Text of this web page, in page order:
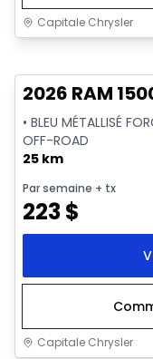
Capitale Chrysler
2026 RAM
• BLEU MÉTALLISÉ
OFF-ROAD
25 km
Par semaine + tx
223$
Capitale Chrysler